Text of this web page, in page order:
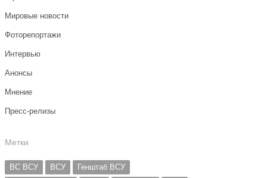
Мировые новости
Фоторепортажи
Интервью
Анонсы
Мнение
Пресс-релизы
Метки
ВС ВСУ ВСУ
Генштаб ВСУ